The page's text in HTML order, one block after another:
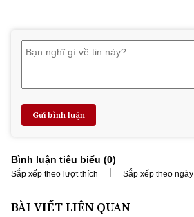
Gửi bình luận
Bình luận tiêu biểu (0)
Sắp xếp theo lượt thích | Sắp xếp theo ngày
BÀI VIẾT LIÊN QUAN